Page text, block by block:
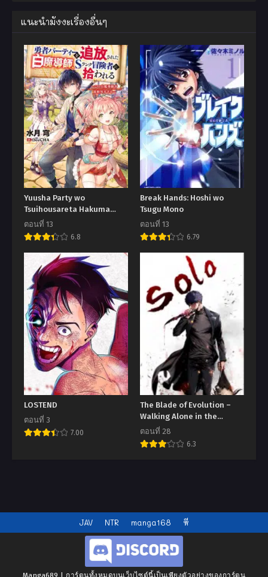
แนะนำมังงะเรื่องอื่นๆ
Yuusha Party wo
Tsuihousareta Hakuma
Doushi, S Rank Boukensha
ni Hirowareru – Kono
Hakuma Doushi ga
Kikakugai sugiru
ตอนที่ 13
6.8
Break Hands: Hoshi wo
Tsugu Mono
ตอนที่ 13
6.79
LOSTEND
ตอนที่ 3
7.00
The Blade of Evolution –
Walking Alone in the
Dungeon
ตอนที่ 28
6.3
JAV NTR manga168 หี
Manga689 | การ์ตูนทั้งหมดบนเว็บไซต์นี้เป็นเพียงตัวอย่างของการ์ตูน